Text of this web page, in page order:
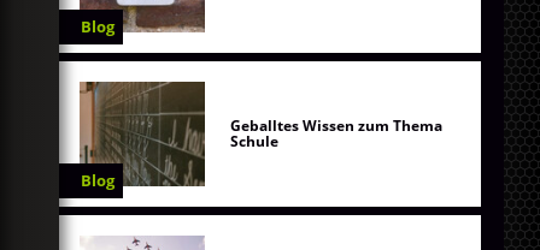
Blog
Blog
Geballtes Wissen zum Thema
Schule